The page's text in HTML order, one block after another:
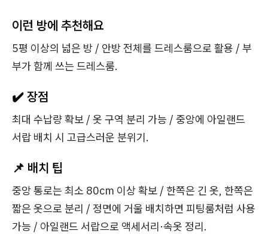
이런 방에 추천해요
5평 이상의 넓은 방 / 안방 전체를 드레스룸으로 활용 / 부
부가 함께 쓰는 드레스룸.
✔️ 장점
최대 수납량 확보 / 옷 구역 분리 가능 / 중앙에 아일랜드
서랍 배치 시 고급스러운 분위기.
📌 배치 팁
중앙 통로는 최소 80cm 이상 확보 / 한쪽은 긴 옷, 한쪽은
짧은 옷으로 분리 / 정면에 거울 배치하면 피팅룸처럼 사용
가능 / 아일랜드 서랍으로 액세서리·속옷 정리.